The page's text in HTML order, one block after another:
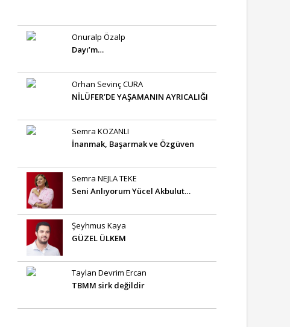
Onuralp Özalp
Dayı’m…
Orhan Sevinç CURA
NİLÜFER’DE YAŞAMANIN AYRICALIĞI
Semra KOZANLI
İnanmak, Başarmak ve Özgüven
Semra NEJLA TEKE
Seni Anlıyorum Yücel Akbulut…
Şeyhmus Kaya
GÜZEL ÜLKEM
Taylan Devrim Ercan
TBMM sirk değildir